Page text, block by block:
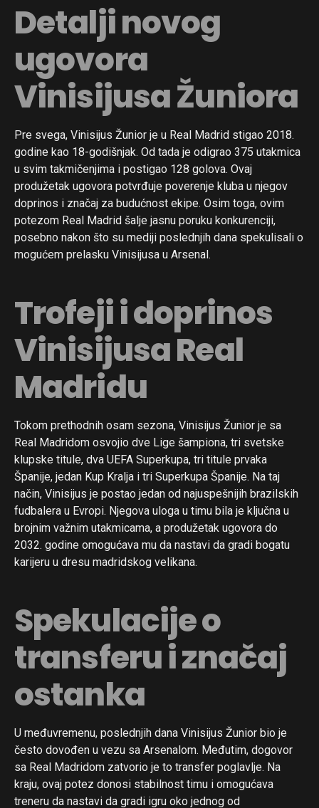
Detalji novog
ugovora
Vinisijusa Žuniora
Pre svega, Vinisijus Žunior je u Real Madrid stigao 2018.
godine kao 18-godišnjak. Od tada je odigrao 375 utakmica
u svim takmičenjima i postigao 128 golova. Ovaj
produžetak ugovora potvrđuje poverenje kluba u njegov
doprinos i značaj za budućnost ekipe. Osim toga, ovim
potezom Real Madrid šalje jasnu poruku konkurenciji,
posebno nakon što su mediji poslednjih dana spekulisali o
mogućem prelasku Vinisijusa u Arsenal.
Trofeji i doprinos
Vinisijusa Real
Madridu
Tokom prethodnih osam sezona, Vinisijus Žunior je sa
Real Madridom osvojio dve Lige šampiona, tri svetske
klupske titule, dva UEFA Superkupa, tri titule prvaka
Španije, jedan Kup Kralja i tri Superkupa Španije. Na taj
način, Vinisijus je postao jedan od najuspešnijih brazilskih
fudbalera u Evropi. Njegova uloga u timu bila je ključna u
brojnim važnim utakmicama, a produžetak ugovora do
2032. godine omogućava mu da nastavi da gradi bogatu
karijeru u dresu madridskog velikana.
Spekulacije o
transferu i značaj
ostanka
U međuvremenu, poslednjih dana Vinisijus Žunior bio je
često dovođen u vezu sa Arsenalom. Međutim, dogovor
sa Real Madridom zatvorio je to transfer poglavlje. Na
kraju, ovaj potez donosi stabilnost timu i omogućava
treneru da nastavi da gradi igru oko jednog od